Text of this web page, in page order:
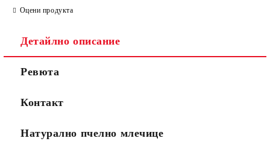
до няколко дни за да
да пристигне максимално
0888323134.
Оцени продукта
Детайлно описание
Ревюта
Контакт
Натурално пчелно млечице